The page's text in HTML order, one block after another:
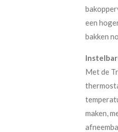
een
bakken
Met de
maken,